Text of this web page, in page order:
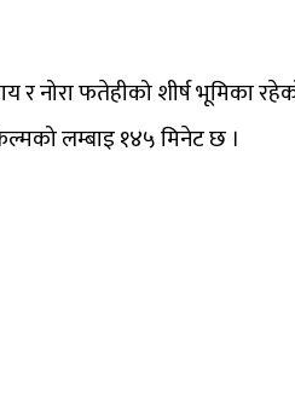
र नोरा फतेहीको शीर्ष
लम्बाइ १४५ मिनेट छ ।